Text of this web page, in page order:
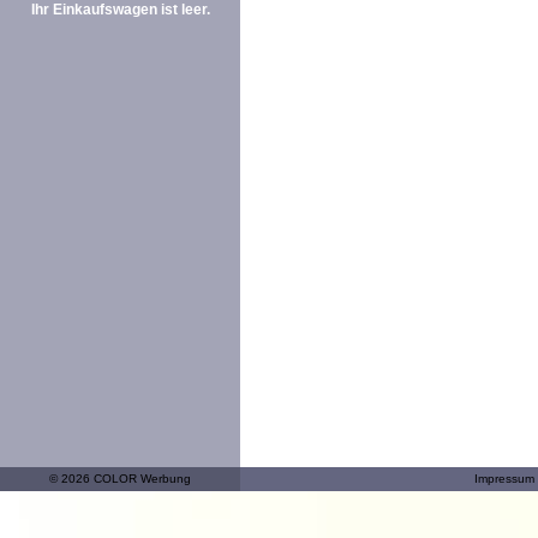
Ihr Einkaufswagen ist leer.
© 2026 COLOR Werbung Impressum